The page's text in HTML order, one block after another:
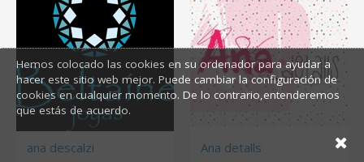
ana descalzi Ana detalls
Hemos colocado las cookies en su ordenador para ayudar a
hacer este sitio web mejor. Puede cambiar la configuración de
cookies en cualquier momento. De lo contrario,entenderemos
que estás de acuerdo.